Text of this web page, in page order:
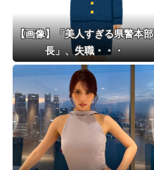
【画像】「美人すぎる県警本部
長」、失職・・・